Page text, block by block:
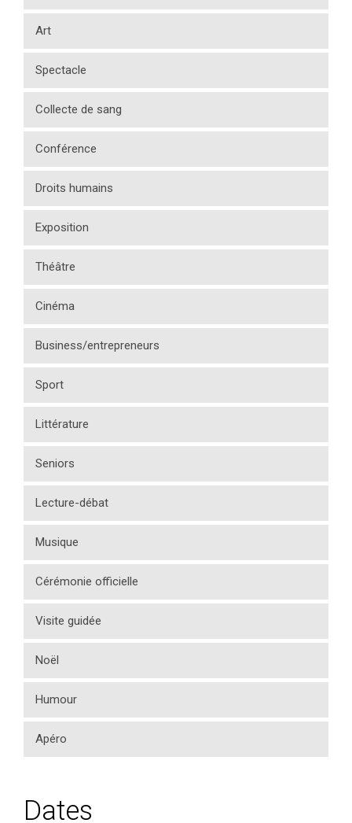
Art
Spectacle
Collecte de sang
Conférence
Droits humains
Exposition
Théâtre
Cinéma
Business/entrepreneurs
Sport
Littérature
Seniors
Lecture-débat
Musique
Cérémonie officielle
Visite guidée
Noël
Humour
Apéro
Dates